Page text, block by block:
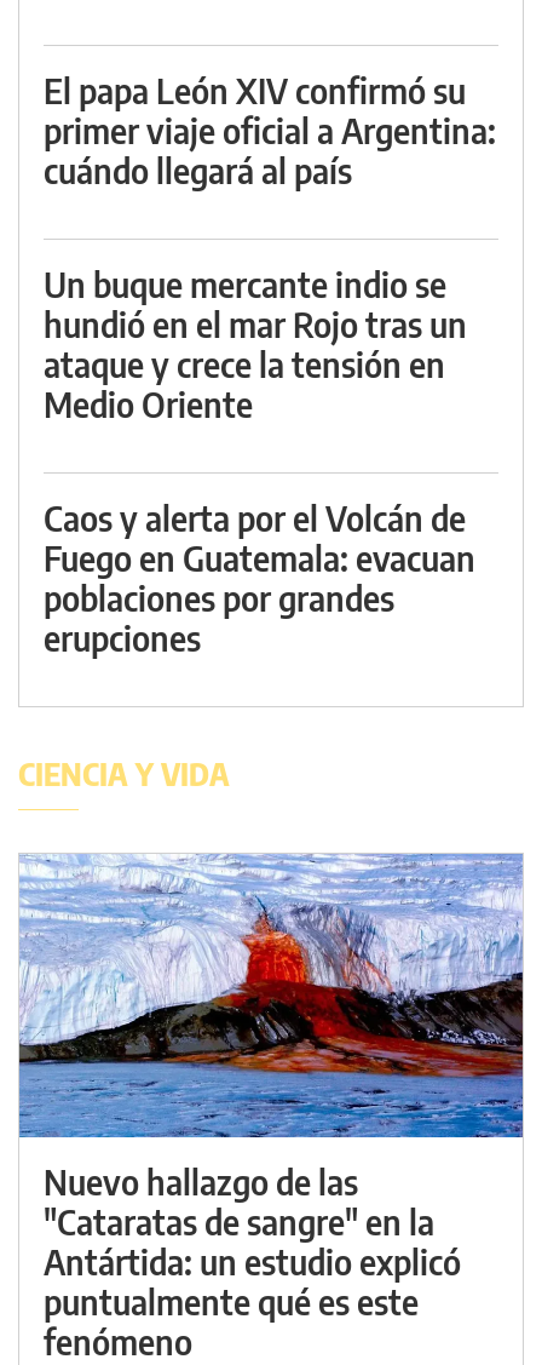
El papa León XIV confirmó su
primer viaje oficial a Argentina:
cuándo llegará al país
Un buque mercante indio se
hundió en el mar Rojo tras un
ataque y crece la tensión en
Medio Oriente
Caos y alerta por el Volcán de
Fuego en Guatemala: evacuan
poblaciones por grandes
erupciones
CIENCIA Y VIDA
Nuevo hallazgo de las
"Cataratas de sangre" en la
Antártida: un estudio explicó
puntualmente qué es este
fenómeno